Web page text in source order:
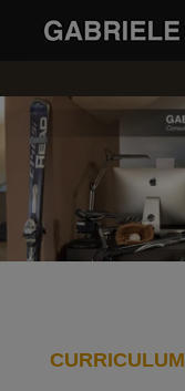
CURRICULUM